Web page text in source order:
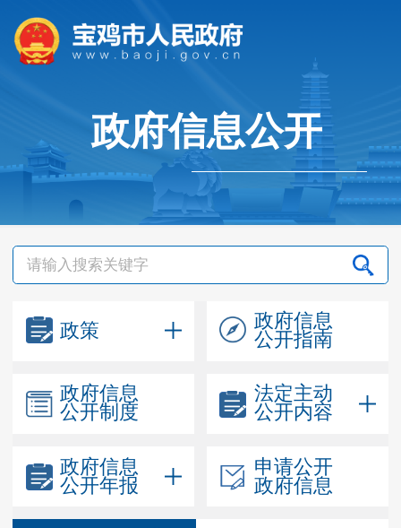
政府信息公开
政策
政府信息
公开指南
政府信息
公开制度
法定主动
公开内容
政府信息
公开年报
申请公开
政府信息